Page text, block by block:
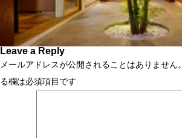
Leave a Reply
メールアドレスが公開されることはありません。
る欄は必須項目です